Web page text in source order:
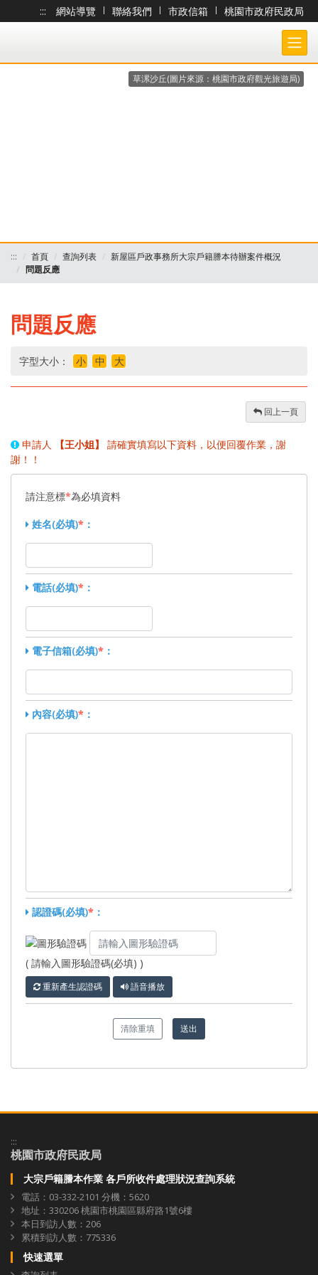
跳到主要內容
::: 網站導覽 | 聯絡我們 | 市政信箱 |
桃園市政府民政局
桃園市政府民政局-大宗戶籍謄本作業 各戶所收件處理狀況查詢系統
草漯沙丘(圖片來源：桃園市政府觀光旅遊局)
::: 首頁 查詢列表
新屋區戶政事務所大宗戶籍謄本待辦案件概況
問題反應
問題反應
字型大小： 小 中 大
回上一頁
申請人 【王小姐】
請確實填寫以下資料，以便回覆作業，謝
謝！！
請注意標*為必填資料
姓名(必填)* ：
電話(必填)* ：
電子信箱(必填)* ：
內容(必填)* ：
認證碼(必填)* ：
( 請輸入圖形驗證碼(必填) )
重新產生認證碼 語音播放
清除重填 送出
:::
桃園市政府民政局
大宗戶籍謄本作業 各戶所收件處理狀況查詢系統
電話：03-332-2101 分機：5620
地址：330206 桃園市桃園區縣府路1號6樓
本日到訪人數：206
累積到訪人數：775336
快速選單